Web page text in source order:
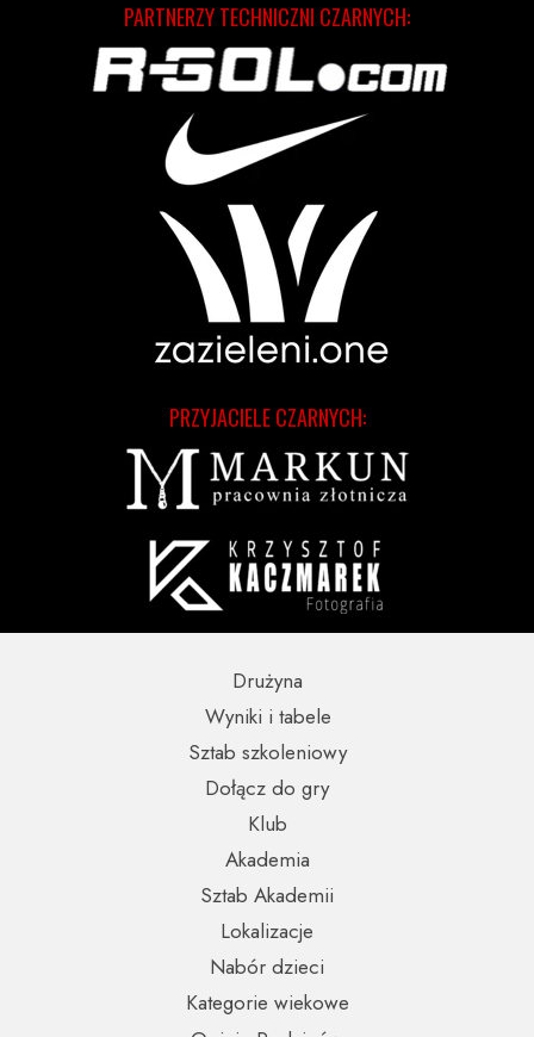
PRZYJACIELE CZARNYCH:
PARTNERZY TECHNICZNI CZARNYCH:
Nabór dzieci
Wyniki i tabele
Kategorie wiekowe
Lokalizacje
Sztab szkoleniowy
Sztab Akademii
Dołącz do gry
Drużyna
Akademia
Klub